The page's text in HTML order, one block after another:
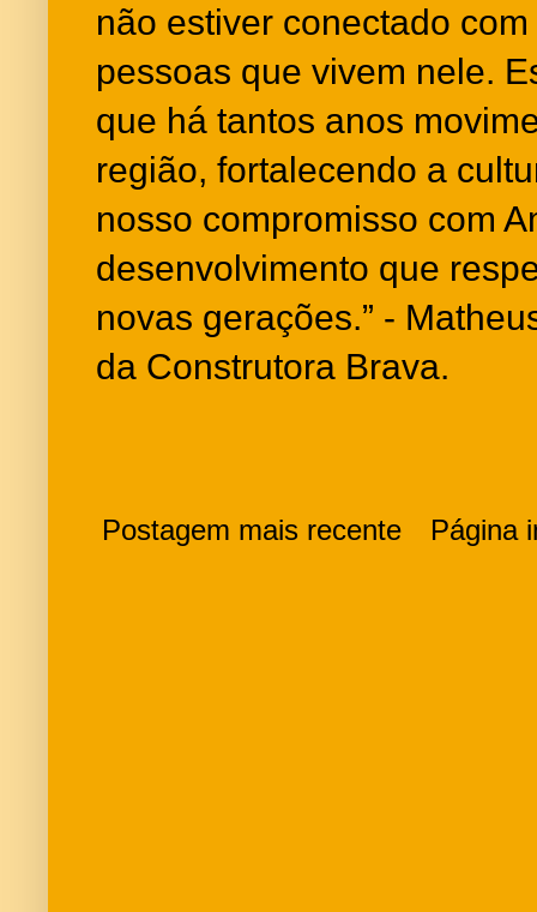
não estiver conectado
pessoas que vivem nele.
que há tantos anos
região, fortalecendo a
nosso compromisso com
desenvolvimento que
novas gerações.” -
da Construtora Brava.
Postagem mais recente Página